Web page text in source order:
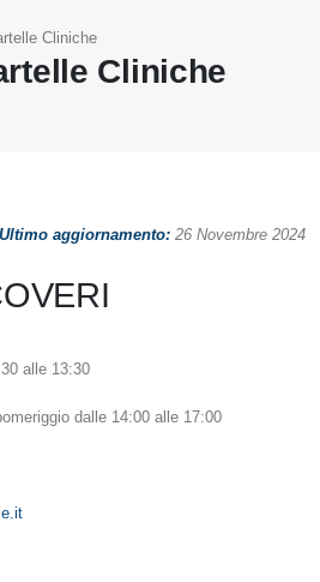
Cliniche
Cliniche
Ultimo aggiornamento: 26 Novembre 2024
alle 13:30
dalle 14:00 alle 17:00